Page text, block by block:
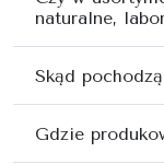
naturalne,
Skąd
Gdzie